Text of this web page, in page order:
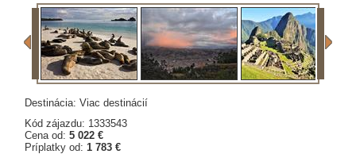
Destinácia: Viac destinácií
Kód zájazdu: 1333543
Cena od: 5 022 €
Príplatky od: 1 783 €